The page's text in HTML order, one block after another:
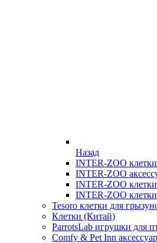
Назад
INTER-ZOO
INTER-ZOO
INTER-ZOO
INTER-ZOO
Tesoro клетки для
Клетки (Китай)
ParrotsLab игрушки для
Comfy & Pet Inn